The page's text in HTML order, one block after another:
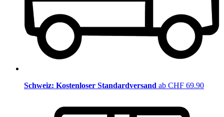
Schweiz: Kostenloser Standardversand ab CHF 69.90